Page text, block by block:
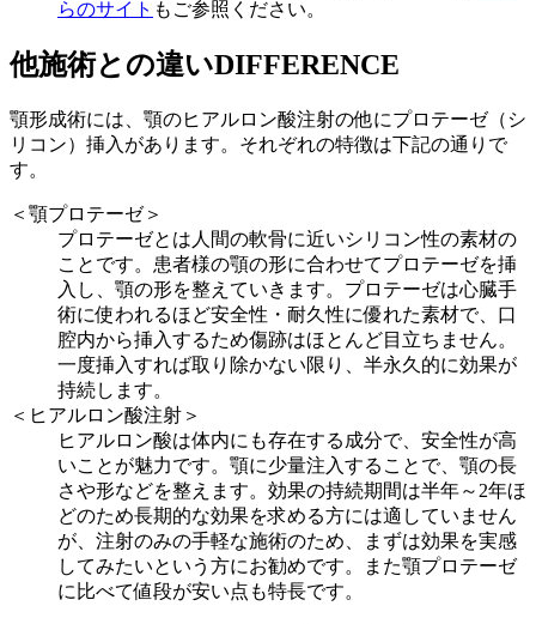
らのサイト もご参照ください。
他施術との違いDIFFERENCE
顎形成術には、顎のヒアルロン酸注射の他にプロテーゼ（シ
リコン）挿入があります。それぞれの特徴は下記の通りで
す。
＜顎プロテーゼ＞
プロテーゼとは人間の軟骨に近いシリコン性の素材の
ことです。患者様の顎の形に合わせてプロテーゼを挿
入し、顎の形を整えていきます。プロテーゼは心臓手
術に使われるほど安全性・耐久性に優れた素材で、口
腔内から挿入するため傷跡はほとんど目立ちません。
一度挿入すれば取り除かない限り、半永久的に効果が
持続します。
＜ヒアルロン酸注射＞
ヒアルロン酸は体内にも存在する成分で、安全性が高
いことが魅力です。顎に少量注入することで、顎の長
さや形などを整えます。効果の持続期間は半年～2年ほ
どのため長期的な効果を求める方には適していません
が、注射のみの手軽な施術のため、まずは効果を実感
してみたいという方にお勧めです。また顎プロテーゼ
に比べて値段が安い点も特長です。